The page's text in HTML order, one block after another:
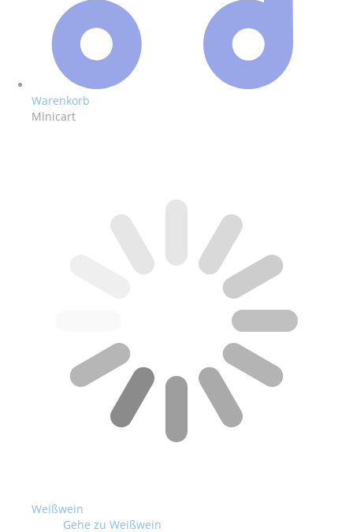
Warenkorb
Minicart
Weißwein
Gehe zu Weißwein